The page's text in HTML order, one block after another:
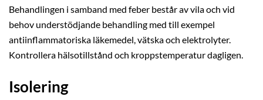
Behandlingen i samband med feber består av vila och vid
behov understödjande behandling med till exempel
antiinflammatoriska läkemedel, vätska och elektrolyter.
Kontrollera hälsotillstånd och kroppstemperatur dagligen.
Isolering